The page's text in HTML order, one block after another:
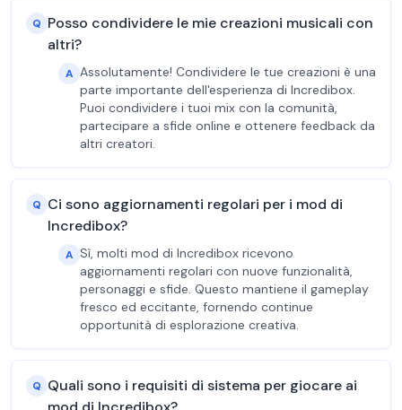
Q Posso condividere le mie creazioni musicali con
altri?
A Assolutamente! Condividere le tue creazioni è una
parte importante dell'esperienza di Incredibox.
Puoi condividere i tuoi mix con la comunità,
partecipare a sfide online e ottenere feedback da
altri creatori.
Q Ci sono aggiornamenti regolari per i mod di
Incredibox?
A Sì, molti mod di Incredibox ricevono
aggiornamenti regolari con nuove funzionalità,
personaggi e sfide. Questo mantiene il gameplay
fresco ed eccitante, fornendo continue
opportunità di esplorazione creativa.
Q Quali sono i requisiti di sistema per giocare ai